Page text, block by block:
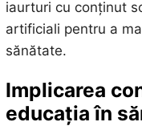
iaurturi cu conținut
artificiali pentru a
sănătate.
Implicarea
educația în